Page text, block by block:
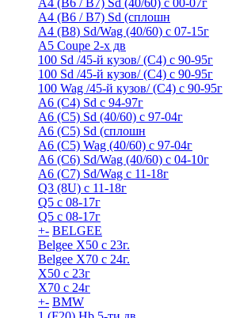
A4 (B6 / B7) Sd (40/60) с 00-07г
A4 (B6 / B7) Sd (сплошн
A4 (B8) Sd/Wag (40/60) с 07-15г
А5 Coupe 2-х дв
100 Sd /45-й кузов/ (С4) с 90-95г
100 Sd /45-й кузов/ (С4) с 90-95г
100 Wag /45-й кузов/ (С4) с 90-95г
А6 (С4) Sd с 94-97г
A6 (С5) Sd (40/60) с 97-04г
A6 (С5) Sd (сплошн
A6 (С5) Wag (40/60) с 97-04г
A6 (С6) Sd/Wag (40/60) c 04-10г
А6 (C7) Sd/Wag с 11-18г
Q3 (8U) с 11-18г
Q5 с 08-17г
Q5 с 08-17г
+- BELGEE
Belgee X50 с 23г.
Belgee X70 с 24г.
X50 с 23г
X70 с 24г
+- BMW